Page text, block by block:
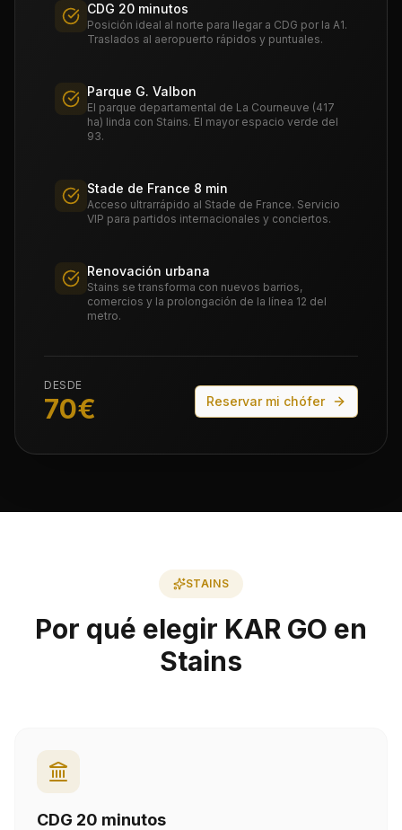
CDG 20 minutos
Posición ideal al norte para llegar a CDG por la A1.
Traslados al aeropuerto rápidos y puntuales.
Parque G. Valbon
El parque departamental de La Courneuve (417
ha) linda con Stains. El mayor espacio verde del
93.
Stade de France 8 min
Acceso ultrarrápido al Stade de France. Servicio
VIP para partidos internacionales y conciertos.
Renovación urbana
Stains se transforma con nuevos barrios,
comercios y la prolongación de la línea 12 del
metro.
DESDE
70€ Reservar mi chófer
STAINS
Por qué elegir KAR GO en
Stains
CDG 20 minutos